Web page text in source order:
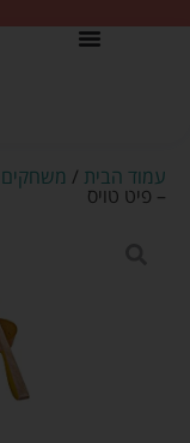
עמוד הבית / משחקים
– פיט טויס